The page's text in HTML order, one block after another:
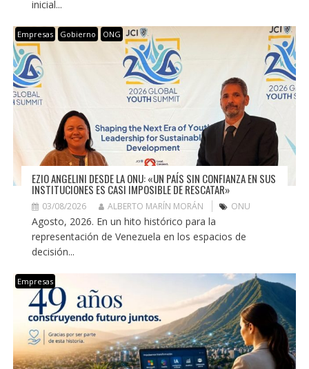
inicial...
Empresas Gobierno ONG
EZIO ANGELINI DESDE LA ONU: «UN PAÍS SIN CONFIANZA EN SUS
INSTITUCIONES ES CASI IMPOSIBLE DE RESCATAR»
03/08/2026 ALBERTO MARÍN MORÁN ONU
Agosto, 2026. En un hito histórico para la
representación de Venezuela en los espacios de
decisión...
Empresas